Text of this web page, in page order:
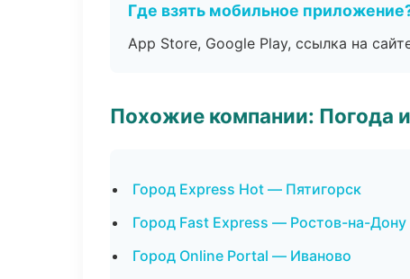
Где взять мобильное
App Store, Google Play, ссылка на
Похожие компании: Погода
Город Express Hot — Пятигорск
Город Fast Express — Ростов-на-Дону
Город Online Portal — Иваново